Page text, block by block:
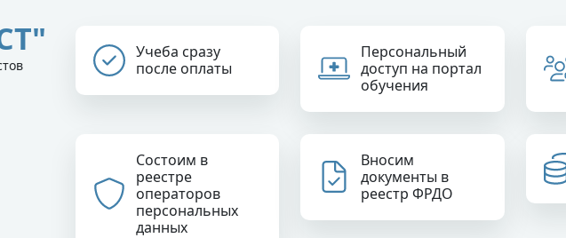
Учеба сразу
после оплаты
Персональный
доступ на портал
обучения
Состоим в
реестре
операторов
персональных
данных
Вносим
документы в
реестр ФРДО